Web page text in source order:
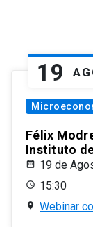
19
Félix
Instituto
19 de
15:30
Webinar